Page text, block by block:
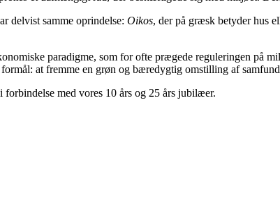
delvist samme oprindelse: Oikos, der på græsk betyder hus
paradigme, som for ofte prægede reguleringen på
at fremme en grøn og bæredygtig omstilling af
med vores 10 års og 25 års jubilæer.